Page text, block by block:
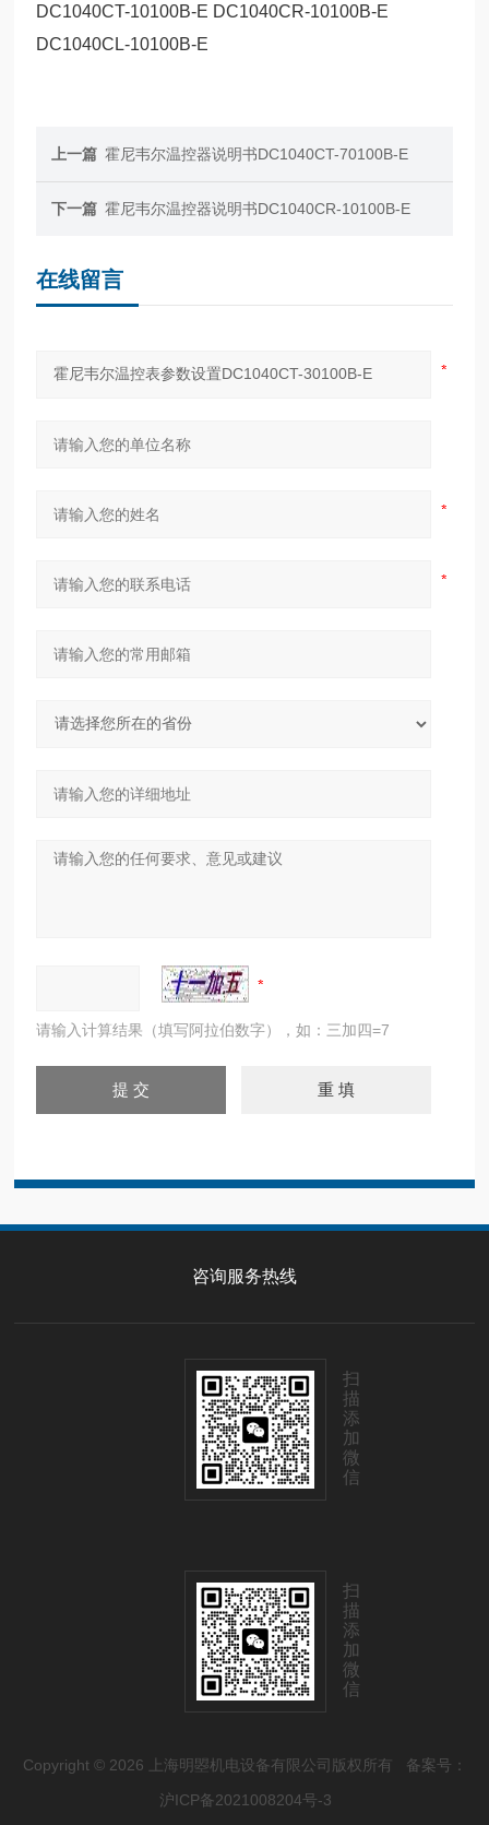
DC1040CT-10100B-E DC1040CR-10100B-E
DC1040CL-10100B-E
上一篇 霍尼韦尔温控器说明书DC1040CT-70100B-E
下一篇 霍尼韦尔温控器说明书DC1040CR-10100B-E
在线留言
请输入计算结果（填写阿拉伯数字），如：三加四=7
咨询服务热线
扫
描
添
加
微
信
扫
描
添
加
微
信
Copyright © 2026 上海明曌机电设备有限公司版权所有 备案号：
沪ICP备2021008204号-3